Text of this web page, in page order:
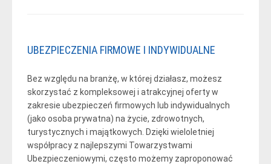
UBEZPIECZENIA FIRMOWE I INDYWIDUALNE
Bez względu na branżę, w której działasz, możesz
skorzystać z kompleksowej i atrakcyjnej oferty w
zakresie ubezpieczeń firmowych lub indywidualnych
(jako osoba prywatna) na życie, zdrowotnych,
turystycznych i majątkowych. Dzięki wieloletniej
współpracy z najlepszymi Towarzystwami
Ubezpieczeniowymi, często możemy zaproponować